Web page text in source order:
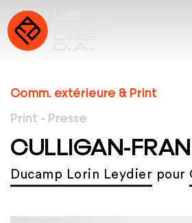
Comm. extérieure & Print
Print - Presse
CULLIGAN-
Ducamp Lorin Leydier pour